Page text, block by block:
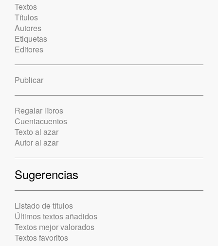
Textos
Títulos
Autores
Etiquetas
Editores
Publicar
Regalar libros
Cuentacuentos
Texto al azar
Autor al azar
Sugerencias
Listado de títulos
Últimos textos añadidos
Textos mejor valorados
Textos favoritos